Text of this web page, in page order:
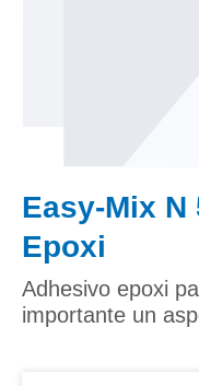
Easy-Mix N
Epoxi
Adhesivo epoxi
importante un